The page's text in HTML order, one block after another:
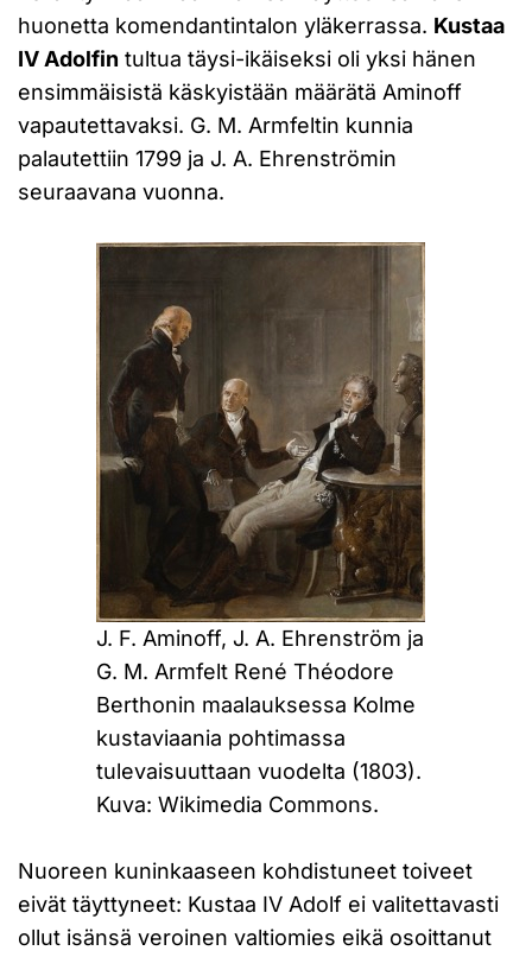
huonetta komendantintalon yläkerrassa. Kustaa
IV Adolfin tultua täysi-ikäiseksi oli yksi hänen
ensimmäisistä käskyistään määrätä Aminoff
vapautettavaksi. G. M. Armfeltin kunnia
palautettiin 1799 ja J. A. Ehrenströmin
seuraavana vuonna.
J. F. Aminoff, J. A. Ehrenström ja
G. M. Armfelt René Théodore
Berthonin maalauksessa Kolme
kustaviaania pohtimassa
tulevaisuuttaan vuodelta (1803).
Kuva: Wikimedia Commons.
Nuoreen kuninkaaseen kohdistuneet toiveet
eivät täyttyneet: Kustaa IV Adolf ei valitettavasti
ollut isänsä veroinen valtiomies eikä osoittanut